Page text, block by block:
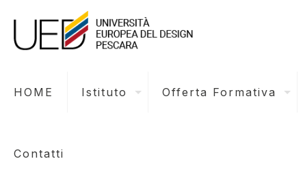
HOME Istituto Offerta Formativa
Contatti